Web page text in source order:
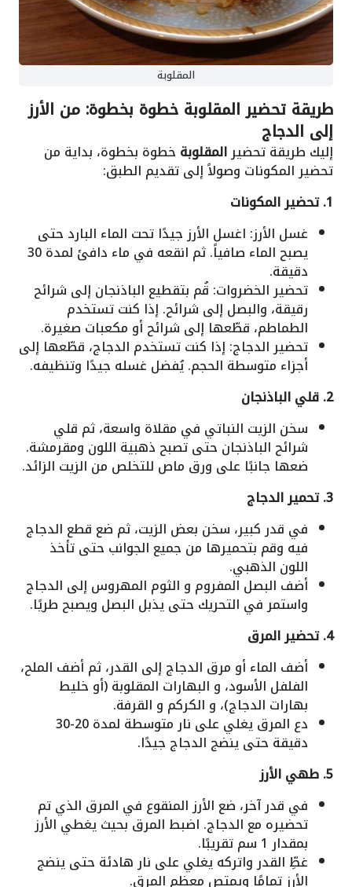
المقلوبة
طريقة تحضير المقلوبة خطوة بخطوة: من الأرز
إلى الدجاج
إليك طريقة تحضيرالمقلوبة خطوة بخطوة، بداية من
تحضير المكونات وصولاً إلى تقديم الطبق:
1. تحضير المكونات
غسل الأرز: اغسل الأرز جيدًا تحت الماء البارد حتى
يصبح الماء صافياً. ثم انقعه في ماء دافئ لمدة 30
دقيقة.
تحضير الخضروات: قُم بتقطيع الباذنجان إلى شرائح
رقيقة، والبصل إلى شرائح. إذا كنت تستخدم
الطماطم، قطّعها إلى شرائح أو مكعبات صغيرة.
تحضير الدجاج: إذا كنت تستخدم الدجاج، قطّعها إلى
أجزاء متوسطة الحجم. يُفضل غسله جيدًا وتنظيفه.
2. قلي الباذنجان
سخن الزيت النباتي في مقلاة واسعة، ثم قلي
شرائح الباذنجان حتى تصبح ذهبية اللون ومقرمشة.
ضعها جانبًا على ورق ماص للتخلص من الزيت الزائد.
3. تحمير الدجاج
في قدر كبير، سخن بعض الزيت، ثم ضع قطع الدجاج
فيه وقم بتحميرها من جميع الجوانب حتى تأخذ
اللون الذهبي.
أضف البصل المفروم و الثوم المهروس إلى الدجاج
واستمر في التحريك حتى يذبل البصل ويصبح طريًا.
4. تحضير المرق
أضف الماء أو مرق الدجاج إلى القدر، ثم أضف الملح،
الفلفل الأسود، و البهارات المقلوبة (أو خليط
بهارات الدجاج)، و الكركم و القرفة.
دع المرق يغلي على نار متوسطة لمدة 20-30
دقيقة حتى ينضج الدجاج جيدًا.
5. طهي الأرز
في قدر آخر، ضع الأرز المنقوع في المرق الذي تم
تحضيره مع الدجاج. اضبط المرق بحيث يغطي الأرز
بمقدار 1 سم تقريبًا.
غطِّ القدر واتركه يغلي على نار هادئة حتى ينضج
الأرز تمامًا ويمتص معظم المرق.